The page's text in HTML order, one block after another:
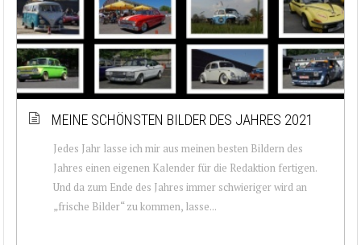
MEINE SCHÖNSTEN BILDER DES JAHRES 2021
Jedes Jahr lasse ich mir aus meinen besten Bildern des
Jahres einen eigenen Kalender für die Redaktion fertigen.
Und da zum Ende des Jahres immer schwieriger wird an
„frische Bilder“ zu kommen, lasse...